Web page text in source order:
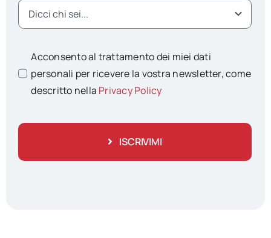
Acconsento al trattamento dei miei dati
personali per ricevere la vostra newsletter, come
descritto nella Privacy Policy
ISCRIVIMI